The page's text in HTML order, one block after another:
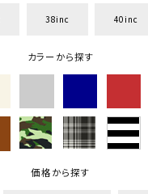
38inc 40inc
カラーから探す
価格から探す